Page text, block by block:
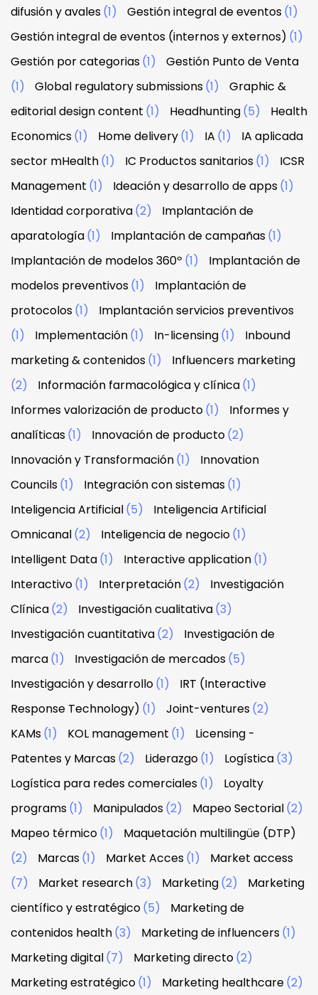
difusión y avales(1) Gestión integral de eventos(1)
Gestión integral de eventos (internos y externos) (1)
Gestión por categorias(1)
Gestión Punto de Venta
(1)
Global regulatory submissions(1)
Graphic &
editorial design content (1) Headhunting(5)
Health
Economics(1) Home delivery(1) IA (1)
IA aplicada
sector mHealth(1) IC Productos sanitarios(1)
ICSR
Management (1) Ideación y desarrollo de apps(1)
Identidad corporativa(2)
Implantación de
aparatología(1) Implantación de campañas(1)
Implantación de modelos 360º (1)
Implantación de
modelos preventivos(1)
Implantación de
protocolos(1)
Implantación servicios preventivos
(1)
Implementación(1) In-licensing(1)
Inbound
marketing & contenidos(1)
Influencers marketing
(2)
Información farmacológica y clínica(1)
Informes valorización de producto(1)
Informes y
analíticas(1) Innovación de producto(2)
Innovación y Transformación(1)
Innovation
Councils(1) Integración con sistemas(1)
Inteligencia Artificial(5)
Inteligencia Artificial
Omnicanal(2) Inteligencia de negocio(1)
Intelligent Data(1) Interactive application(1)
Interactivo(1) Interpretación(2)
Investigación
Clínica(2) Investigación cualitativa(3)
Investigación cuantitativa(2)
Investigación de
marca(1) Investigación de mercados(5)
Investigación y desarrollo(1)
IRT (Interactive
Response Technology) (1) Joint-ventures(2)
KAMs(1) KOL management (1)
Licensing -
Patentes y Marcas(2) Liderazgo(1) Logística(3)
Logística para redes comerciales(1)
Loyalty
programs(1) Manipulados(2) Mapeo Sectorial(2)
Mapeo térmico(1)
Maquetación multilingüe (DTP)
(2)
Marcas(1) Market Acces(1)
Market access
(7)
Market research(3) Marketing(2)
Marketing
científico y estratégico(5)
Marketing de
contenidos health(3) Marketing de influencers(1)
Marketing digital(7) Marketing directo(2)
Marketing estratégico(1) Marketing healthcare(2)